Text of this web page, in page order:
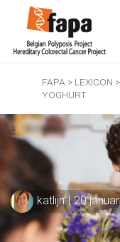
FAPA > LEXICON >
YOGHURT
katlijn | 20